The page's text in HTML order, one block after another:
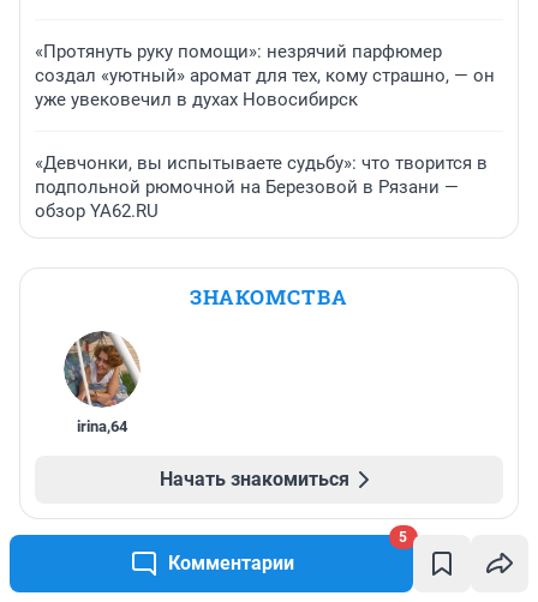
Комментарии
5
«Протянуть руку помощи»: незрячий парфюмер
создал «уютный» аромат для тех, кому страшно, — он
уже увековечил в духах Новосибирск
«Девчонки, вы испытываете судьбу»: что творится в
подпольной рюмочной на Березовой в Рязани —
обзор YA62.RU
ЗНАКОМСТВА
irina,64
Начать знакомиться